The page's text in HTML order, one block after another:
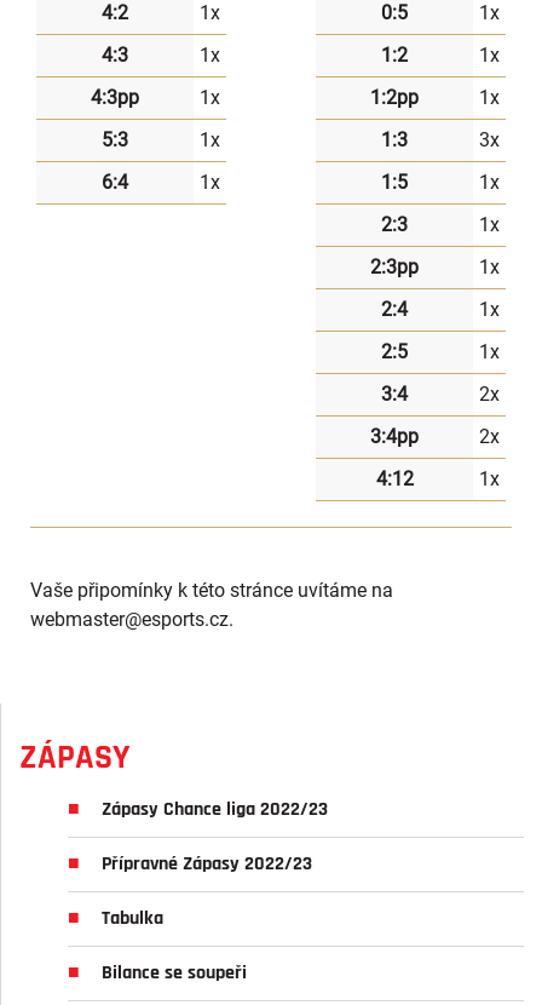
4:2
1x
4:3
1x
4:3pp
1x
5:3
1x
6:4
1x
0:5
1x
1:2
1x
1:2pp
1x
1:3
3x
1:5
1x
2:3
1x
2:3pp
1x
2:4
1x
2:5
1x
3:4
2x
3:4pp
2x
4:12
1x
Vaše připomínky k této stránce uvítáme na
webmaster@esports.cz.
ZÁPASY
Zápasy Chance liga 2022/23
Přípravné Zápasy 2022/23
Tabulka
Bilance se soupeři